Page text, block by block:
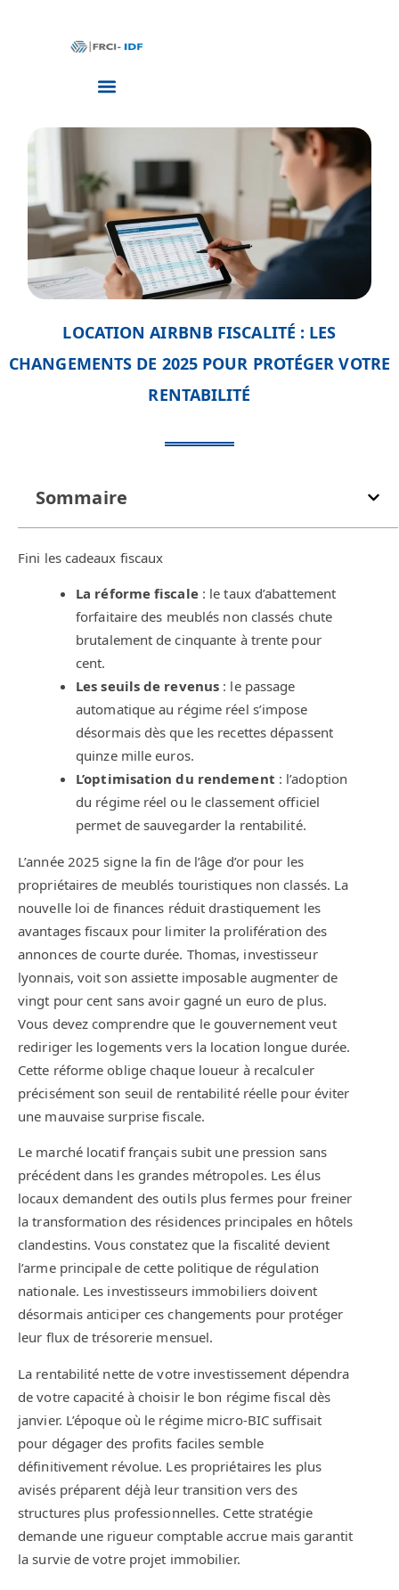
LOCATION AIRBNB FISCALITÉ : LES
CHANGEMENTS DE 2025 POUR PROTÉGER VOTRE
RENTABILITÉ
Sommaire
Fini les cadeaux fiscaux
La réforme fiscale: le taux d’abattement
forfaitaire des meublés non classés chute
brutalement de cinquante à trente pour
cent.
Les seuils de revenus : le passage
automatique au régime réel s’impose
désormais dès que les recettes dépassent
quinze mille euros.
L’optimisation du rendement : l’adoption
du régime réel ou le classement officiel
permet de sauvegarder la rentabilité.
L’année 2025 signe la fin de l’âge d’or pour les
propriétaires de meublés touristiques non classés. La
nouvelle loi de finances réduit drastiquement les
avantages fiscaux pour limiter la prolifération des
annonces de courte durée. Thomas, investisseur
lyonnais, voit son assiette imposable augmenter de
vingt pour cent sans avoir gagné un euro de plus.
Vous devez comprendre que le gouvernement veut
rediriger les logements vers la location longue durée.
Cette réforme oblige chaque loueur à recalculer
précisément son seuil de rentabilité réelle pour éviter
une mauvaise surprise fiscale.
Le marché locatif français subit une pression sans
précédent dans les grandes métropoles. Les élus
locaux demandent des outils plus fermes pour freiner
la transformation des résidences principales en hôtels
clandestins. Vous constatez que la fiscalité devient
l’arme principale de cette politique de régulation
nationale. Les investisseurs immobiliers doivent
désormais anticiper ces changements pour protéger
leur flux de trésorerie mensuel.
La rentabilité nette de votre investissement dépendra
de votre capacité à choisir le bon régime fiscal dès
janvier. L’époque où le régime micro-BIC suffisait
pour dégager des profits faciles semble
définitivement révolue. Les propriétaires les plus
avisés préparent déjà leur transition vers des
structures plus professionnelles. Cette stratégie
demande une rigueur comptable accrue mais garantit
la survie de votre projet immobilier.